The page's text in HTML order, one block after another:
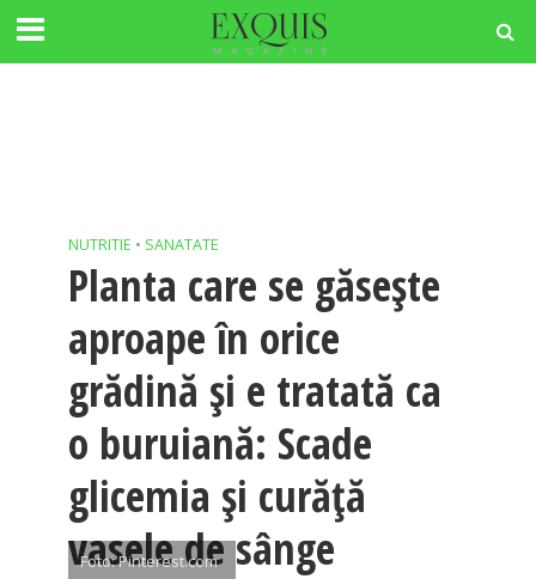
NUTRITIE • SANATATE
Planta care se găsește
aproape în orice
grădină și e tratată ca
o buruiană: Scade
glicemia și curăță
vasele de sânge
Foto: Pinterest.com